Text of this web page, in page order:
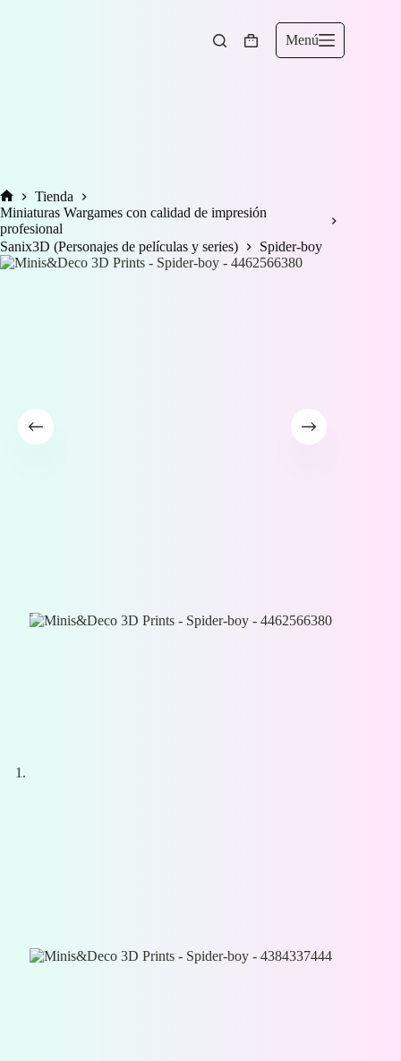
Carro
Menú
Inicio
Tienda
Miniaturas Wargames con calidad de impresión
profesional
Sanix3D (Personajes de películas y series)
Spider-boy